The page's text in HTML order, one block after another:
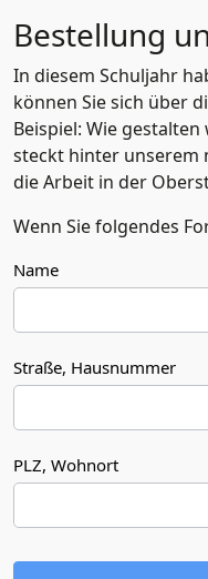
Bestellung
In diesem Schuljahr
können Sie sich über
Beispiel: Wie
steckt hinter unserem
die Arbeit in der
Wenn Sie folgendes
Name
Straße, Hausnummer
PLZ, Wohnort